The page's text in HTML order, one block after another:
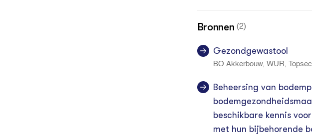
Bronnen (2)
Gezondgewastool
BO Akkerbouw, WUR,
Beheersing van
beschikbare kennis
met hun bijbehorende